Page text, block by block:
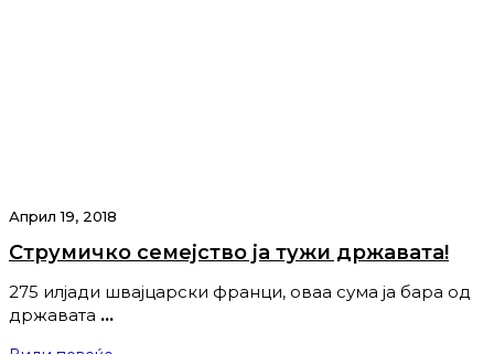
Април 19, 2018
Струмичко семејство ја тужи државата!
275 илјади швајцарски франци, оваа сума ја бара од
државата …